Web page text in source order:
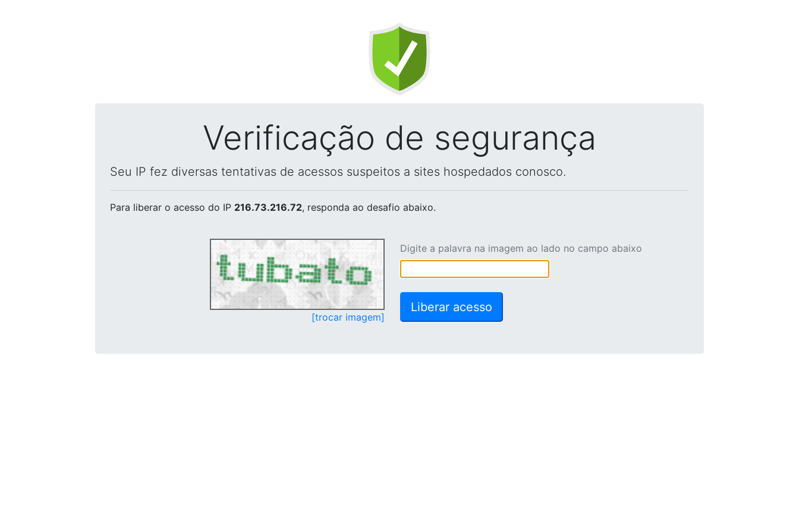
Verificação de segurança
Seu IP fez diversas tentativas de acessos suspeitos a sites hospedados conosco.
Para liberar o acesso do IP 216.73.216.72, responda ao desafio abaixo.
[trocar imagem]
Digite a palavra na imagem ao lado no campo abaixo